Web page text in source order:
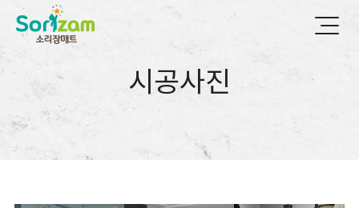
시공사진